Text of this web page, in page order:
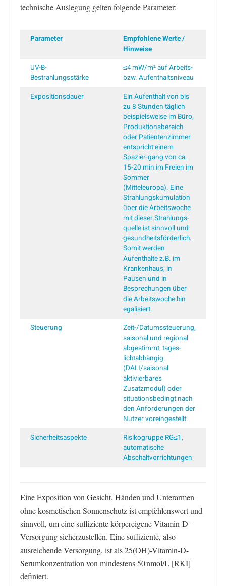
technische Auslegung gelten folgende Parameter:
Parameter
Empfohlene Werte /
Hinweise
UV-B-
Bestrahlungsstärke
≤4 mW/m² auf Arbeits-
bzw. Aufenthaltsniveau
Expositionsdauer
Ein Aufenthalt von bis
zu 8 Stunden täglich
beispielsweise im Büro,
Produktionsbereich
oder Patientenzimmer
entspricht einem
Spazier-gang von ca.
15-20 min im Freien im
Sommer
(Mitteleuropa). Eine
Strahlungskumulation
über die Arbeitswoche
mit dieser Strahlungs-
quelle ist sinnvoll und
gesundheitsförderlich.
Somit werden
Aufenthalte z.B. im
Krankenhaus, in
Pausen und in
Besprechungen über
die Arbeitswoche hin
egalisiert.
Steuerung
Zeit-/Datumssteuerung,
saisonal und regional
abgestimmt, tages-
lichtabhängig
(DALI/saisonal
aktivierbares
Zusatzmodul) oder
situationsbedingt nach
den Anforderungen der
Nutzer voreingestellt.
Sicherheitsaspekte
Risikogruppe RG≤1,
automatische
Abschaltvorrichtungen
Eine Exposition von Gesicht, Händen und Unterarmen
ohne kosmetischen Sonnenschutz ist empfehlenswert und
sinnvoll, um eine suffiziente körpereigene Vitamin-D-
Versorgung sicherzustellen. Eine suffiziente, also
ausreichende Versorgung, ist als 25(OH)-Vitamin-D-
Serumkonzentration von mindestens 50 nmol/L [RKI]
definiert.